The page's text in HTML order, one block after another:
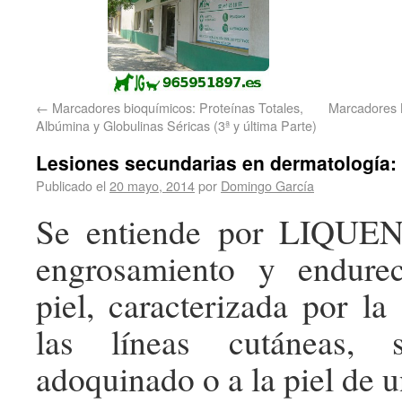
← Marcadores bioquímicos: Proteínas Totales,
Albúmina y Globulinas Séricas (3ª y última Parte)
Marcadores
Lesiones secundarias en dermatología:
Publicado el 20 mayo, 2014por Domingo García
Se entiende por
engrosamiento y
piel, caracterizada por la
las líneas
adoquinado o a la piel de